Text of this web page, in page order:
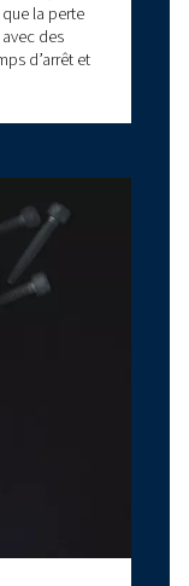
expliquée : types,
la bonne huile pour